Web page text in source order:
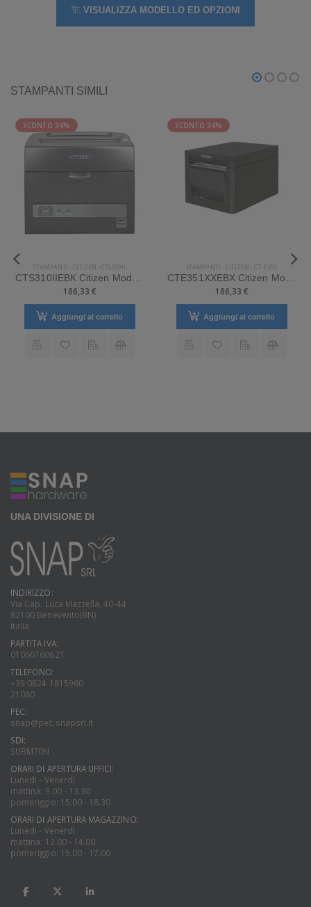
VISUALIZZA MODELLO ED OPZIONI
STAMPANTI SIMILI
SCONTO 34%
STAMPANTI - CITIZEN - CTS310II
CTS310IIEBK Citizen Mod. CTS310II. Tipologia: Desktop.
186,33 €
Aggiungi al carrello
SCONTO 34%
STAMPANTI - CITIZEN - CT-E351
CTE351XXEBX Citizen Mod. CT-E351. Tipologia: Desktop.
186,33 €
Aggiungi al carrello
UNA DIVISIONE DI
INDIRIZZO:
Via Cap. Luca Mazzella, 40-44
82100 Benevento(BN)
Italia
PARTITA IVA:
01066160621
TELEFONO:
+39 0824 1815960
21080
PEC:
snap@pec.snapsrl.it
SDI:
SUBM70N
ORARI DI APERTURA UFFICI:
Lunedi - Venerdì
mattina: 9.00 - 13.30
pomeriggio: 15.00 - 18.30
ORARI DI APERTURA MAGAZZINO:
Lunedi - Venerdì
mattina: 12.00 - 14.00
pomeriggio: 15.00 - 17.00